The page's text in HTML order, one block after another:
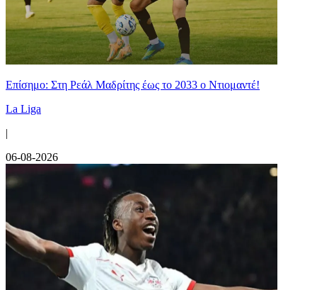
Επίσημο: Στη Ρεάλ Μαδρίτης έως το 2033 ο Ντιομαντέ!
La Liga
|
06-08-2026